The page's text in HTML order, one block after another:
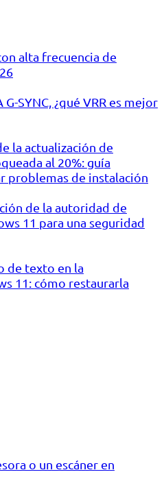
alta frecuencia de
SYNC, ¿qué VRR es mejor
la actualización de
al 20%: guía
problemas de instalación
de la autoridad de
11 para una seguridad
de texto en la
11: cómo restaurarla
o un escáner en